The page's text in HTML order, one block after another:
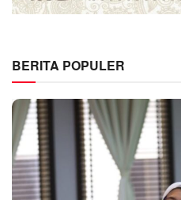
BERITA POPULER